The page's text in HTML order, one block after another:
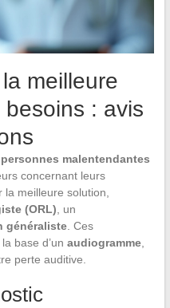
meilleure
: avis
malentendantes
concernant leurs
la meilleure solution,
(ORL), un
généraliste. Ces
base d’un audiogramme,
perte auditive.